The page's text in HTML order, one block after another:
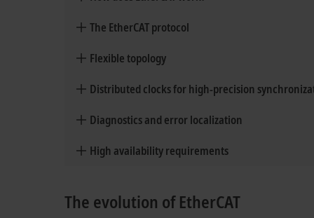
The EtherCAT protocol
Flexible topology
Distributed clocks for high-precision
Diagnostics and error localization
High availability requirements
The evolution of EtherCAT